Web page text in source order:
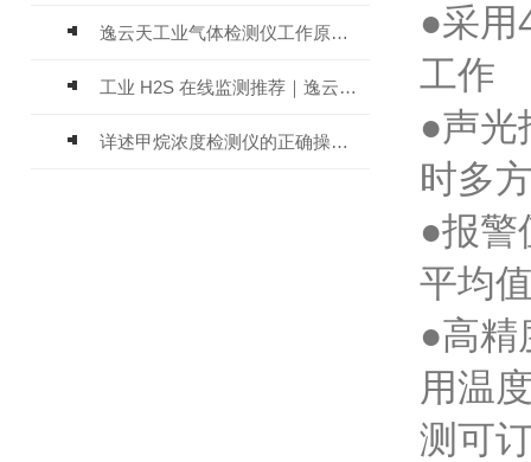
逸云天工业气体检测仪工作原理与选型标准详解
工业 H2S 在线监测推荐｜逸云天 MIC-600-H2S 固定式硫化氢检测仪评测
详述甲烷浓度检测仪的正确操作使用方法
●采用
工作
●声光
时多
●报警
平均
●高精
用温
测可